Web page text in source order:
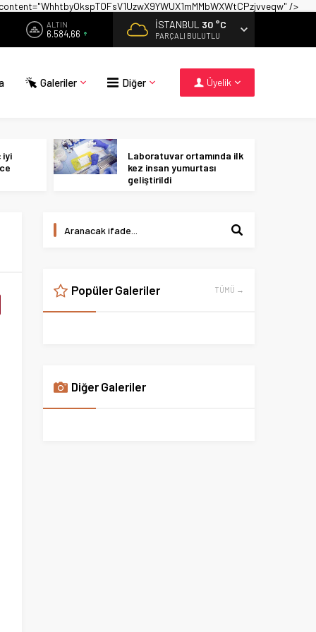
/>
ALTIN
6.584,66
İSTANBUL 30 °C
PARÇALI BULUTLU
Galeriler Diğer Üyelik
iyi
Laboratuvar ortamında ilk
kez insan yumurtası
geliştirildi
Popüler Galeriler TÜMÜ →
Diğer Galeriler